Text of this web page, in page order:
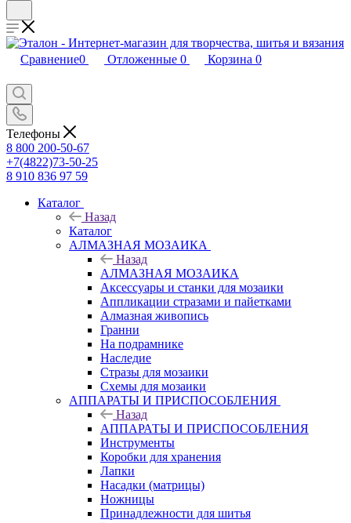
Сравнение0 Отложенные 0 Корзина 0
Телефоны
8 800 200-50-67
+7(4822)73-50-25
8 910 836 97 59
Каталог
Назад
Каталог
АЛМАЗНАЯ МОЗАИКА
Назад
АЛМАЗНАЯ МОЗАИКА
Аксессуары и станки для мозаики
Аппликации стразами и пайетками
Алмазная живопись
Гранни
На подрамнике
Наследие
Стразы для мозаики
Схемы для мозаики
АППАРАТЫ И ПРИСПОСОБЛЕНИЯ
Назад
АППАРАТЫ И ПРИСПОСОБЛЕНИЯ
Инструменты
Коробки для хранения
Лапки
Насадки (матрицы)
Ножницы
Принадлежности для шитья